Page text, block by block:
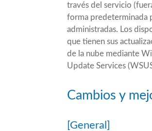
través del servicio
forma predeterminada
administradas. Los
que tienen sus
de la nube mediante
Update Services
Cambios y
[General]